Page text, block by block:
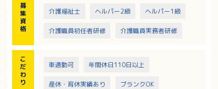
・清掃、洗濯業務
・消灯後の巡回（不眠時の入居者様支援）
・その他生活援助や見守り
・パートスタッフの教育・サポート など
可能です。
募
集
資
格
介護福祉士 ヘルパー2級 ヘルパー1級
介護職員初任者研修 介護職員実務者研修
こ
だ
わ
り
車通勤可 年間休日110日以上
産休・育休実績あり ブランクOK